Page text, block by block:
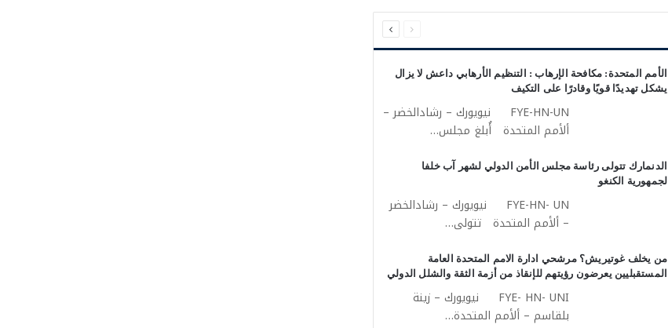
الصفحة
السابقة
الصفحة
التالية
الأمم المتحدة: مكافحة الإرهاب : التنظيم الأرهابي داعش لا يزال
يشكل تهديدًا قويًا وقادرًا على التكيف
FYE-HN-UN نيويورك – رشادالخضر –
ألأمم المتحدة أُبلغ مجلس…
الدنمارك تتولى رئاسة مجلس الأمن الدولي لشهر آب خلفا
لجمهورية الكنغو
FYE-HN- UN نيويورك – رشادالخضر
– ألأمم المتحدة تتولى…
من يخلف غوتيريش؟ مرشحي ادارة الامم المتحدة العامة
المستقبليين يعرضون رؤيتهم للإنقاذ من أزمة الثقة والشلل الدولي
FYE- HN- UNI نيويورك – زينة
بلقاسم – ألأمم المتحدة…